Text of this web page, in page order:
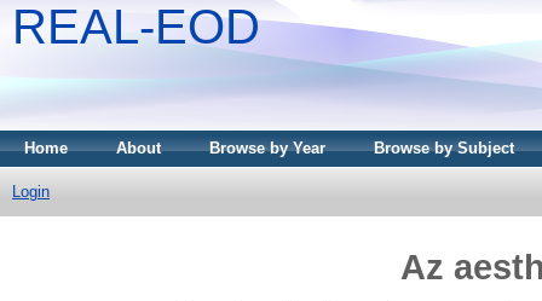
REAL-EOD
Home About Browse by Year Browse by Subject
Login
Az